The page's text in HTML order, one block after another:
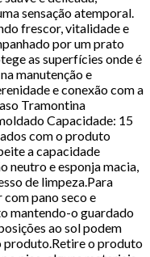
sensação atemporal.
frescor, vitalidade e
por um prato
as superfícies onde é
manutenção e
e conexão com a
Tramontina
Capacidade: 15
com o produto
a capacidade
neutro e esponja macia,
de limpeza.Para
com pano seco e
mantendo-o guardado
ao sol podem
produto.Retire o produto